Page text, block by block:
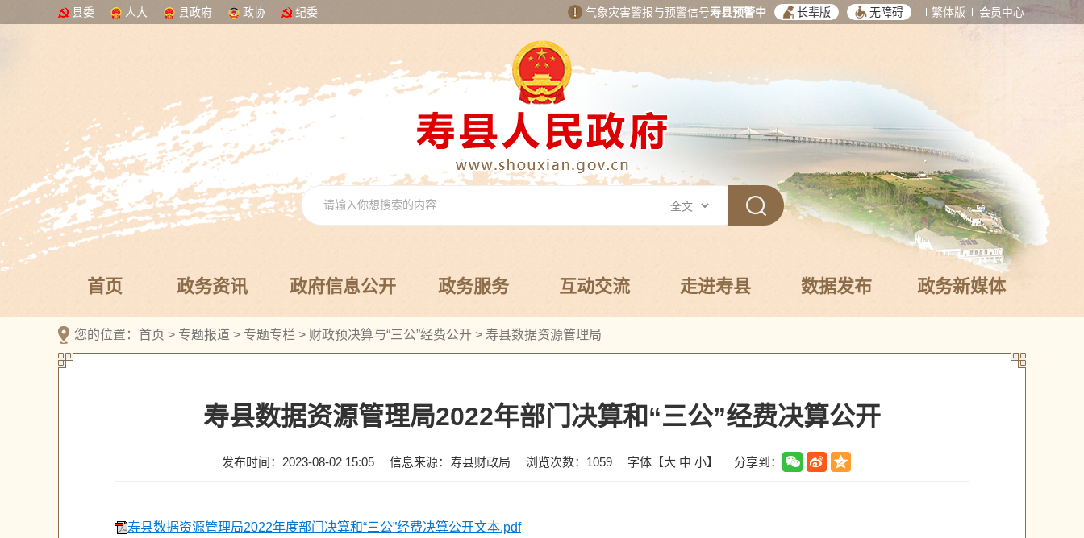
县委 人大 县政府 政协 纪委 气象灾害警报与预警信号寿县预警中 长辈版 无障碍 繁体版 会员中心
首页 政务资讯 政府信息公开 政务服务 互动交流 走进寿县 数据发布 政务新媒体
您的位置： 首页 > 专题报道 > 专题专栏 > 财政预决算与“三公”经费公开 > 寿县数据资源管理局
寿县数据资源管理局2022年部门决算和“三公”经费决算公开
发布时间：2023-08-02 15:05 信息来源：寿县财政局 浏览次数： 1059 字体【大 中 小】 分享到：
寿县数据资源管理局2022年度部门决算和“三公”经费决算公开文本.pdf